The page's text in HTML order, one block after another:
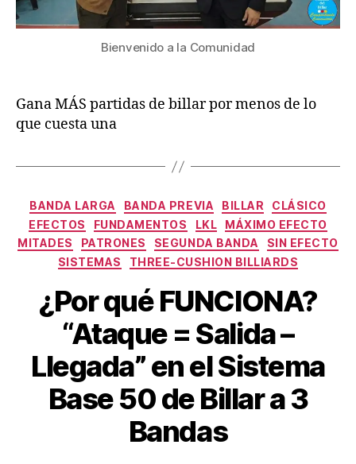
Bienvenido a la Comunidad
Gana MÁS partidas de billar por menos de lo
que cuesta una
Categorías
BANDA LARGA BANDA PREVIA BILLAR
CLÁSICO
EFECTOS
FUNDAMENTOS LKL
MÁXIMO EFECTO
MITADES
PATRONES SEGUNDA BANDA
SIN EFECTO
SISTEMAS
THREE-CUSHION BILLIARDS
¿Por qué FUNCIONA?
“Ataque = Salida –
Llegada” en el Sistema
Base 50 de Billar a 3
Bandas